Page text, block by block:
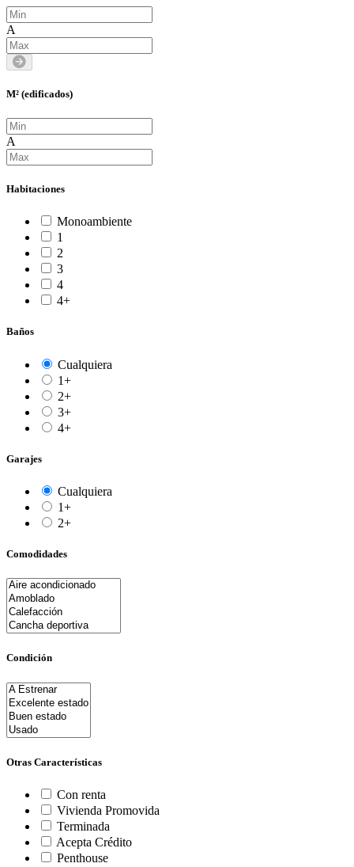
A
M² (edificados)
A
Habitaciones
Monoambiente
1
2
3
4
4+
Baños
Cualquiera
1+
2+
3+
4+
Garajes
Cualquiera
1+
2+
Comodidades
Condición
Otras Características
Con renta
Vivienda Promovida
Terminada
Acepta Crédito
Penthouse